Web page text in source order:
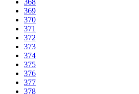
368
369
370
371
372
373
374
375
376
377
378